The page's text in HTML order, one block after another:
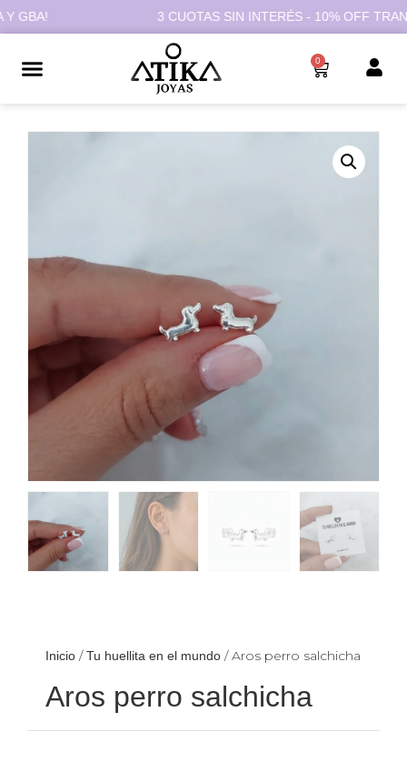
3 CUOTAS SIN INTERÉS - 10% OFF
0
Inicio /Tu huellita en el mundo / Aros perro salchicha
Aros perro salchicha